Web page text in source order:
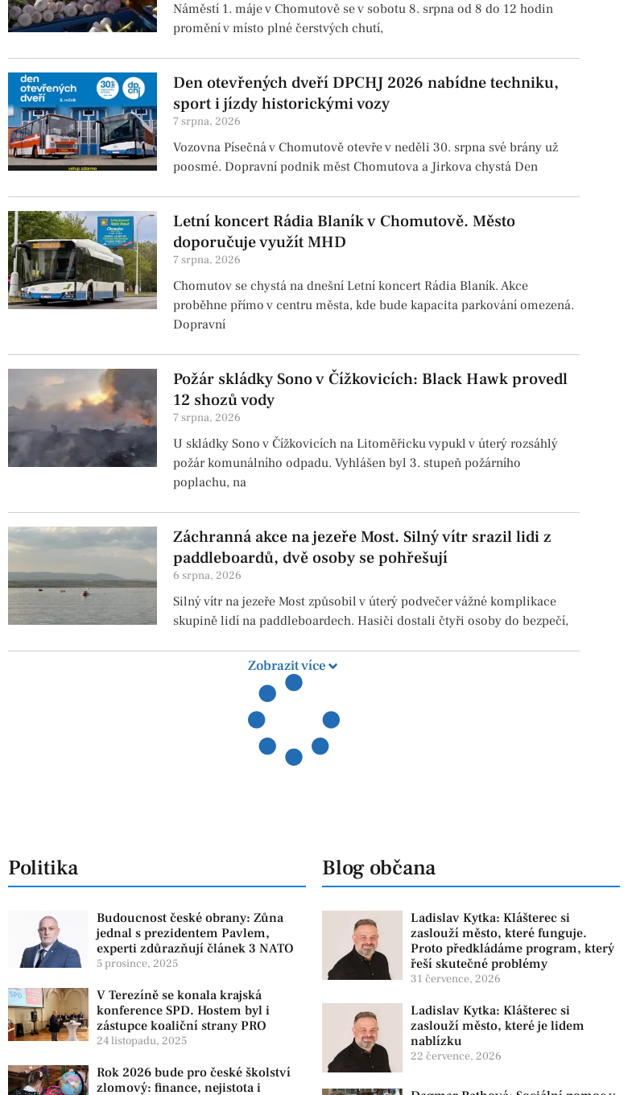
Náměstí 1. máje v Chomutově se v sobotu 8. srpna od 8 do 12 hodin
promění v místo plné čerstvých chutí,
Den otevřených dveří DPCHJ 2026 nabídne techniku,
sport i jízdy historickými vozy
7 srpna, 2026
Vozovna Písečná v Chomutově otevře v neděli 30. srpna své brány už
poosmé. Dopravní podnik měst Chomutova a Jirkova chystá Den
Letní koncert Rádia Blaník v Chomutově. Město
doporučuje využít MHD
7 srpna, 2026
Chomutov se chystá na dnešní Letní koncert Rádia Blaník. Akce
proběhne přímo v centru města, kde bude kapacita parkování omezená.
Dopravní
Požár skládky Sono v Čížkovicích: Black Hawk provedl
12 shozů vody
7 srpna, 2026
U skládky Sono v Čížkovicích na Litoměřicku vypukl v úterý rozsáhlý
požár komunálního odpadu. Vyhlášen byl 3. stupeň požárního
poplachu, na
Záchranná akce na jezeře Most. Silný vítr srazil lidi z
paddleboardů, dvě osoby se pohřešují
6 srpna, 2026
Silný vítr na jezeře Most způsobil v úterý podvečer vážné komplikace
skupině lidí na paddleboardech. Hasiči dostali čtyři osoby do bezpečí,
Zobrazit více
Politika
Budoucnost české obrany: Zůna
jednal s prezidentem Pavlem,
experti zdůrazňují článek 3 NATO
5 prosince, 2025
V Terezíně se konala krajská
konference SPD. Hostem byl i
zástupce koaliční strany PRO
24 listopadu, 2025
Rok 2026 bude pro české školství
zlomový: finance, nejistota i
Blog občana
Ladislav Kytka: Klášterec si
zaslouží město, které funguje.
Proto předkládáme program, který
řeší skutečné problémy
31 července, 2026
Ladislav Kytka: Klášterec si
zaslouží město, které je lidem
nablízku
22 července, 2026